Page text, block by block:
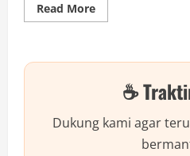
Read MoreRead
more
be
Please
Information
☕
Dukung kami agar